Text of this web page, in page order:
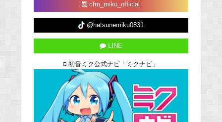
cfm_miku_official
@hatsunemiku0831
LINE
初音ミク公式ナビ「ミクナビ」